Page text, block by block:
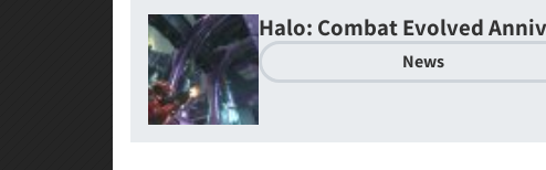
Halo: Combat Evolved
News